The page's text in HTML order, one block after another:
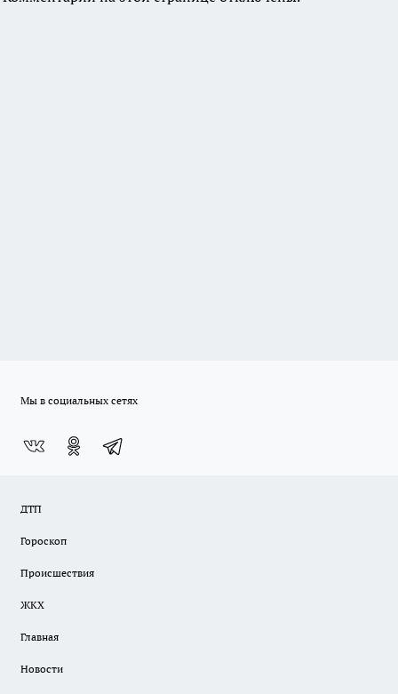
Мы в социальных сетях
ДТП
Гороскоп
Происшествия
ЖКХ
Главная
Новости